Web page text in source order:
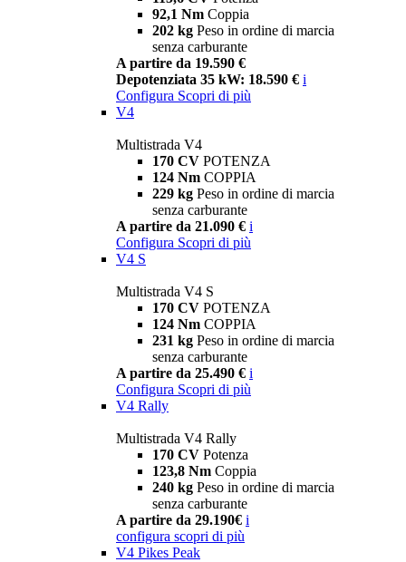
92,1 Nm Coppia
202 kg Peso in ordine di marcia
senza carburante
A partire da 19.590 €
Depotenziata 35 kW: 18.590 € i
Configura Scopri di più
V4
Multistrada V4
170 CV POTENZA
124 Nm COPPIA
229 kg Peso in ordine di marcia
senza carburante
A partire da 21.090 € i
Configura Scopri di più
V4 S
Multistrada V4 S
170 CV POTENZA
124 Nm COPPIA
231 kg Peso in ordine di marcia
senza carburante
A partire da 25.490 € i
Configura Scopri di più
V4 Rally
Multistrada V4 Rally
170 CV Potenza
123,8 Nm Coppia
240 kg Peso in ordine di marcia
senza carburante
A partire da 29.190€ i
configura scopri di più
V4 Pikes Peak